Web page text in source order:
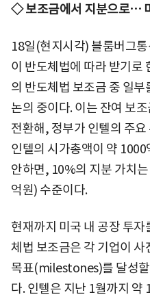
◇ 보조금에서 지분으로…
18일(현지시각) 블룸버그
이 반도체법에 따라 받기로
의 반도체법 보조금 중 일
논의 중이다. 이는 잔여 보
전환해, 정부가 인텔의 주
인텔의 시가총액이 약
안하면, 10%의 지분 가치
억원) 수준이다.
현재까지 미국 내 공장 투
체법 보조금은 각 기업이
목표(milestones)를 달성
다. 인텔은 지난 1월까지 약